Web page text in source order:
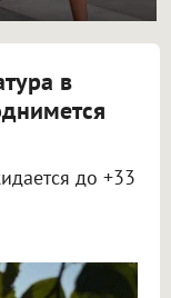
в
до +33